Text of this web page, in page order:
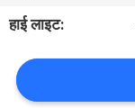
PRIVACY
POLICY
हाई लाइट: